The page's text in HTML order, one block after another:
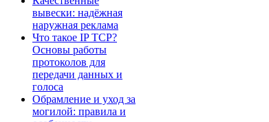
вывески: надёжная
наружная реклама
Что такое IP TCP?
Основы работы
протоколов для
передачи данных и
голоса
Обрамление и уход за
могилой: правила и